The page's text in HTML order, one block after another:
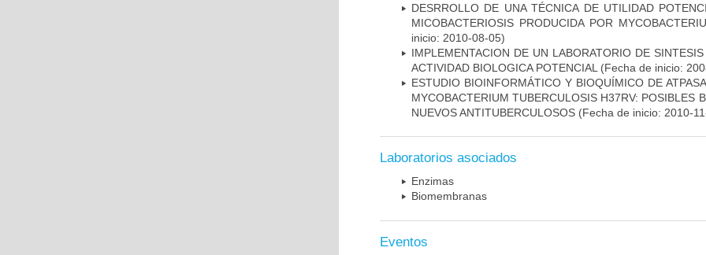
DESRROLLO DE UNA TÉCNICA DE UTILIDAD
MICOBACTERIOSIS PRODUCIDA POR
inicio: 2010-08-05)
IMPLEMENTACION DE UN LABORATORIO DE
ACTIVIDAD BIOLOGICA POTENCIAL (Fecha de inicio:
ESTUDIO BIOINFORMÁTICO Y BIOQUÍMICO DE
MYCOBACTERIUM TUBERCULOSIS H37RV: POSIBLES
NUEVOS ANTITUBERCULOSOS (Fecha de inicio: 2010-
Laboratorios asociados
Enzimas
Biomembranas
Eventos